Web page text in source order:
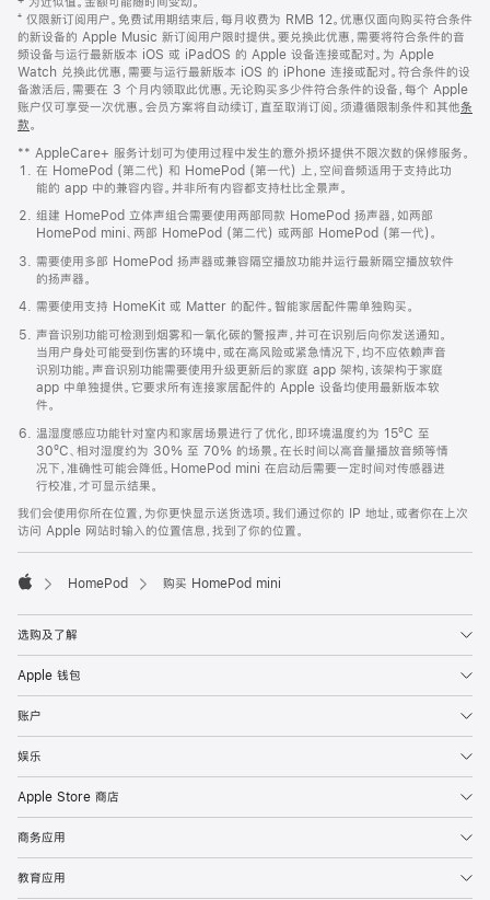
页
页
脚
注
⁺ 仅限新订阅用户。免费试用期结束后，每月收费为 RMB 12。优惠仅面向购买符合条件
的新设备的 Apple Music 新订阅用户限时提供。要兑换此优惠，需要将符合条件的音
频设备与运行最新版本 iOS 或 iPadOS 的 Apple 设备连接或配对。为 Apple
Watch 兑换此优惠，需要与运行最新版本 iOS 的 iPhone 连接或配对。符合条件的设
备激活后，需要在 3 个月内领取此优惠。无论购买多少件符合条件的设备，每个 Apple
账户仅可享受一次优惠。会员方案将自动续订，直至取消订阅。须遵循限制条件和其他条
款。
窗
口
中
打
开)
** AppleCare+ 服务计划可为使用过程中发生的意外损坏提供不限次数的保修服务。
在 HomePod (第二代) 和 HomePod (第一代) 上，空间音频适用于支持此功
能的 app 中的兼容内容。并非所有内容都支持杜比全景声。
组建 HomePod 立体声组合需要使用两部同款 HomePod 扬声器，如两部
HomePod mini、两部 HomePod (第二代) 或两部 HomePod (第一代)。
需要使用多部 HomePod 扬声器或兼容隔空播放功能并运行最新隔空播放软件
的扬声器。
需要使用支持 HomeKit 或 Matter 的配件。智能家居配件需单独购买。
声音识别功能可检测到烟雾和一氧化碳的警报声，并可在识别后向你发送通知。
当用户身处可能受到伤害的环境中，或在高风险或紧急情况下，均不应依赖声音
识别功能。声音识别功能需要使用升级更新后的家庭 app 架构，该架构于家庭
app 中单独提供。它要求所有连接家居配件的 Apple 设备均使用最新版本软
件。
温湿度感应功能针对室内和家居场景进行了优化，即环境温度约为 15ºC 至
30ºC、相对湿度约为 30% 至 70% 的场景。在长时间以高音量播放音频等情
况下，准确性可能会降低。HomePod mini 在启动后需要一定时间对传感器进
行校准，才可显示结果。
我们会使用你所在位置，为你更快显示送货选项。我们通过你的 IP 地址，或者你在上次
访问 Apple 网站时输入的位置信息，找到了你的位置。
HomePod 购买 HomePod mini
选购及了解
Apple 钱包
账户
娱乐
Apple Store 商店
商务应用
教育应用